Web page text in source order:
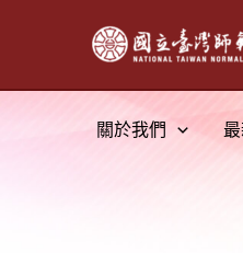
關於我們